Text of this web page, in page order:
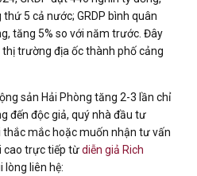
5 cả nước; GRDP bình quân
tăng 5% so với năm trước. Đây
trường địa ốc thành phố cảng
sản Hải Phòng tăng 2-3 lần chỉ
đến độc giả, quý nhà đầu tư
mắc hoặc muốn nhận tư vấn
cao trực tiếp từdiễn giả Rich
lòng liên hệ: